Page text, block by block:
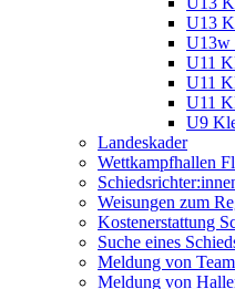
U13
U13w
U11
U11
U11
U9
Landeskader
Wettkampfhallen
Weisungen zum
Kostenerstattung
Suche eines
Meldung von
Meldung von